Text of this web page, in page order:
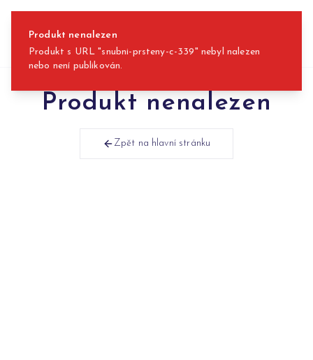
Produkt nenalezen
Produkt s URL "snubni-prsteny-c-339" nebyl nalezen
nebo není publikován.
Produkt nenalezen
Zpět na hlavní stránku